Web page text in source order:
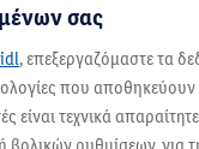
στο αγαπημένο σου
σας
, επεξεργαζόμαστε τα
που
τεχνικά